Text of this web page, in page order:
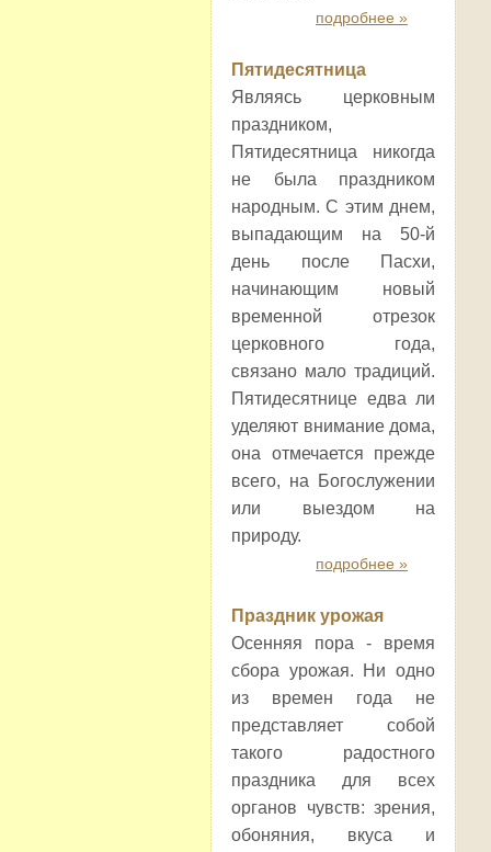
подробнее »
Пятидесятница
Являясь церковным
праздником,
Пятидесятница никогда
не была праздником
народным. С этим днем,
выпадающим на 50-й
день после Пасхи,
начинающим новый
временной отрезок
церковного года,
связано мало традиций.
Пятидесятнице едва ли
уделяют внимание дома,
она отмечается прежде
всего, на Богослужении
или выездом на
природу.
подробнее »
Праздник урожая
Осенняя пора - время
сбора урожая. Ни одно
из времен года не
представляет собой
такого радостного
праздника для всех
органов чувств: зрения,
обоняния, вкуса и